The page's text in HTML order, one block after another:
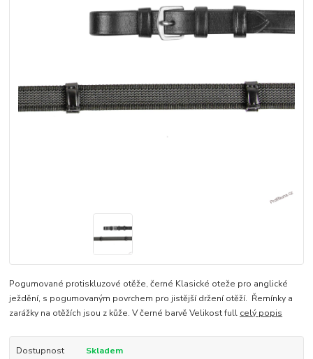
Pogumované protiskluzové otěže, černé Klasické oteže pro anglické
ježdění, s pogumovaným povrchem pro jistější držení otěží. Řemínky a
zarážky na otěžích jsou z kůže. V černé barvě Velikost full celý popis
Dostupnost Skladem